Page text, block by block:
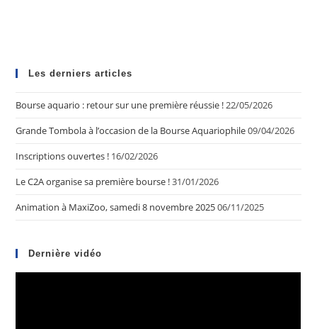
Les derniers articles
Bourse aquario : retour sur une première réussie !22/05/2026
Grande Tombola à l’occasion de la Bourse Aquariophile09/04/2026
Inscriptions ouvertes ! 16/02/2026
Le C2A organise sa première bourse !31/01/2026
Animation à MaxiZoo, samedi 8 novembre 202506/11/2025
Dernière vidéo